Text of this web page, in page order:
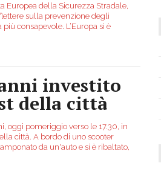
Europea della Sicurezza Stradale,
sulla prevenzione degli
consapevole. L’Europa si è
investito
della città
oggi pomeriggio verso le 17.30, in
città. A bordo di uno scooter
da un'auto e si è ribaltato,